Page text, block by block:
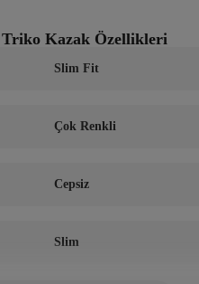
Kazak Özellikleri
Slim Fit
Çok Renkli
Cepsiz
Slim